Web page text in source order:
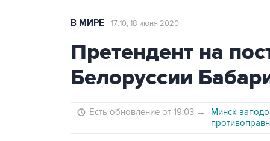
В МИРЕ 17:10, 18 июня 2020
Претендент на
Белоруссии
Есть обновление от 19:03 →
Минск